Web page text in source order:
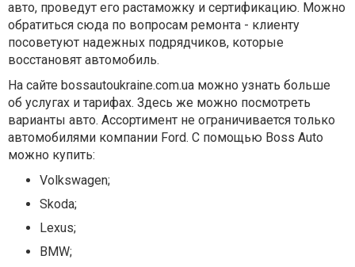
авто, проведут его растаможку и сертификацию. Можно
обратиться сюда по вопросам ремонта - клиенту
посоветуют надежных подрядчиков, которые
восстановят автомобиль.
На сайте bossautoukraine.com.ua можно узнать больше
об услугах и тарифах. Здесь же можно посмотреть
варианты авто. Ассортимент не ограничивается только
автомобилями компании Ford. С помощью Boss Auto
можно купить:
Volkswagen;
Skoda;
Lexus;
BMW;